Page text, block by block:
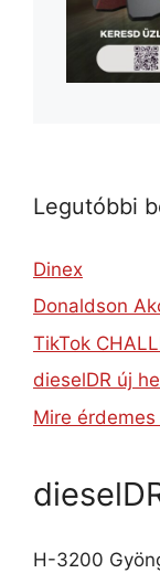
Legutóbbi
Dinex
Donaldson
TikTok
dieselDR új
Mire
H-3200